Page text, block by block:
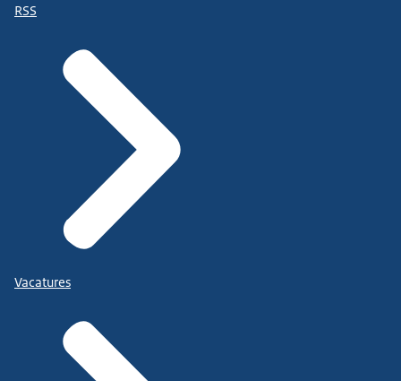
RSS
Vacatures